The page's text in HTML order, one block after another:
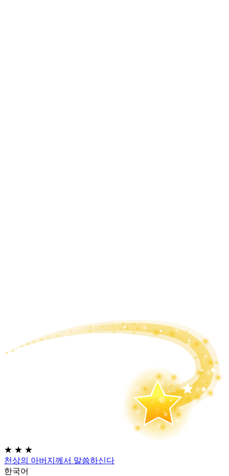
★ ★ ★
천상의 아버지께서 말씀하신다
한국어